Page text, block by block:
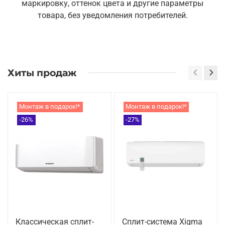
маркировку, оттенок цвета и другие параметры
товара, без уведомления потребителей.
Хиты продаж
Монтаж в подарок!*
-26%
Классическая сплит-
Монтаж в подарок!*
-27%
Сплит-система Xigma